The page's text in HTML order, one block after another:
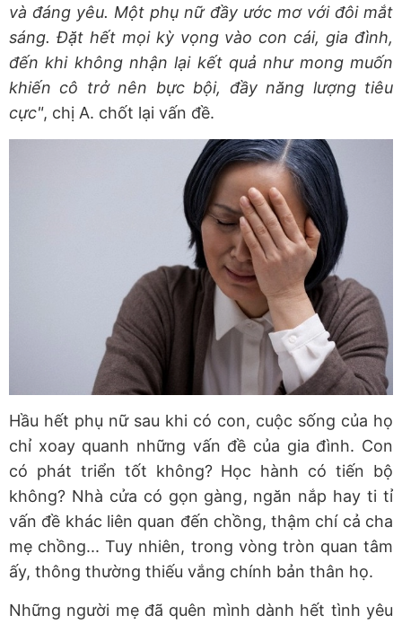
và đáng yêu. Một phụ nữ đầy ước mơ với đôi mắt
sáng. Đặt hết mọi kỳ vọng vào con cái, gia đình,
đến khi không nhận lại kết quả như mong muốn
khiến cô trở nên bực bội, đầy năng lượng tiêu
cực", chị A. chốt lại vấn đề.
Hầu hết phụ nữ sau khi có con, cuộc sống của họ
chỉ xoay quanh những vấn đề của gia đình. Con
có phát triển tốt không? Học hành có tiến bộ
không? Nhà cửa có gọn gàng, ngăn nắp hay ti tỉ
vấn đề khác liên quan đến chồng, thậm chí cả cha
mẹ chồng... Tuy nhiên, trong vòng tròn quan tâm
ấy, thông thường thiếu vắng chính bản thân họ.
Những người mẹ đã quên mình dành hết tình yêu